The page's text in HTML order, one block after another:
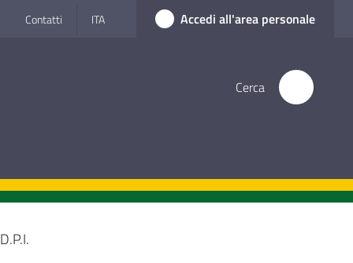
Contatti ITA Accedi all'area personale
Cerca